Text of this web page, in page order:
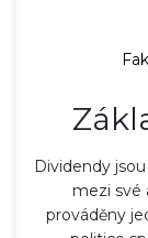
Dividendy
mezi své
prováděny